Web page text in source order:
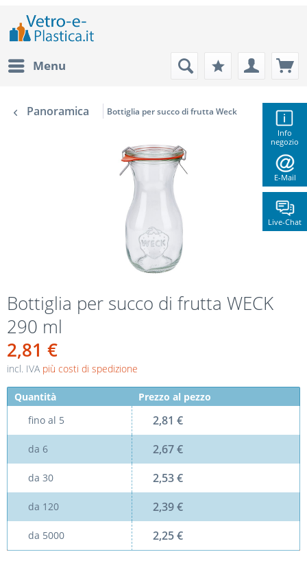
Info
negozio
E-Mail
Live-Chat
Menu
Panoramica Bottiglia per succo di frutta Weck
Bottiglia per succo di frutta WECK
290 ml
2,81 €
incl. IVA più costi di spedizione
Quantità
Prezzo al pezzo
fino al 5 2,81 €
da 6 2,67 €
da 30 2,53 €
da 120 2,39 €
da 5000 2,25 €